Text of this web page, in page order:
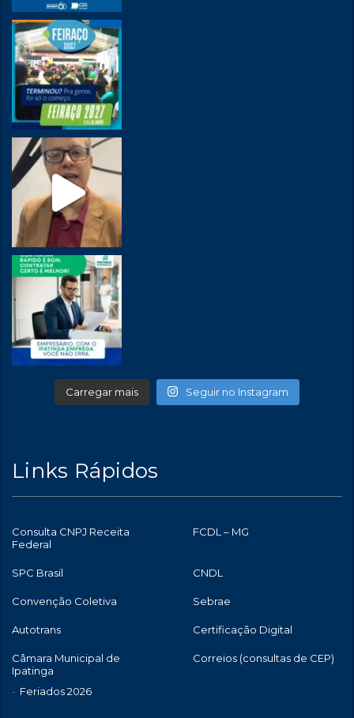
Carregar mais Seguir no Instagram
Links Rápidos
Consulta CNPJ Receita
Federal
FCDL – MG
SPC Brasil CNDL
Convenção Coletiva Sebrae
Autotrans Certificação Digital
Câmara Municipal de
Ipatinga
Feriados 2026
Correios (consultas de CEP)